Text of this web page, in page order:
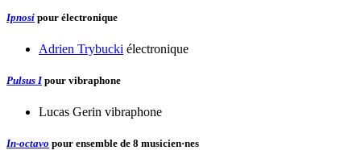
Ipnosi pour électronique
Adrien Trybucki électronique
Pulsus I pour vibraphone
Lucas Gerin vibraphone
In-octavo pour ensemble de 8 musicien·nes